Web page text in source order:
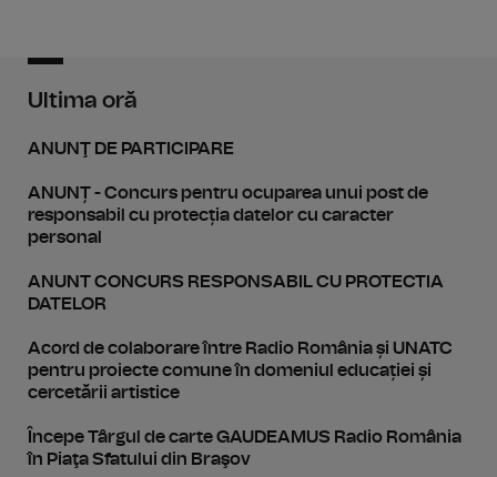
Ultima oră
ANUNŢ DE PARTICIPARE
ANUNȚ - Concurs pentru ocuparea unui post de
responsabil cu protecția datelor cu caracter
personal
ANUNT CONCURS RESPONSABIL CU PROTECTIA
DATELOR
Acord de colaborare între Radio România și UNATC
pentru proiecte comune în domeniul educației și
cercetării artistice
Începe Târgul de carte GAUDEAMUS Radio România
în Piaţa Sfatului din Braşov